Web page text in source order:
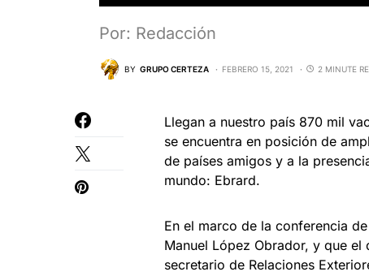
Por: Redacción
BY GRUPO CERTEZA FEBRERO 15, 2021 2 MINUTE
Llegan a nuestro país 870 mil
se encuentra en posición de
de países amigos y a la
mundo: Ebrard.
En el marco de la conferencia
Manuel López Obrador, y que
secretario de Relaciones